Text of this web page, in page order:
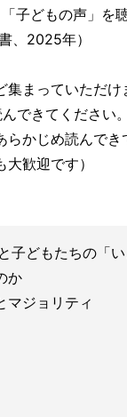
「子どもの声」を
、2025年）
まっていただけ
できてください。
かじめ読んでき
大歓迎です）
どもたちの「
か
マジョリティ